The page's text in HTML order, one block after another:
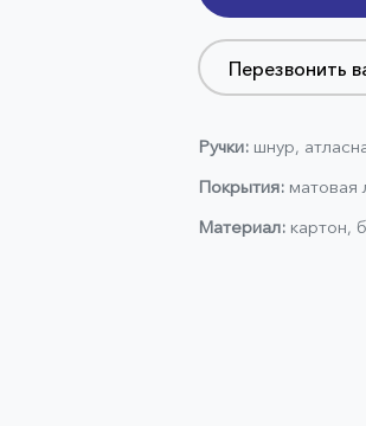
Перезвонить
Ручки:шнур,
Покрытия: матовая
Материал:картон,